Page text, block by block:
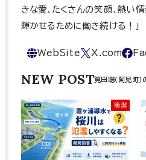
きな愛､たくさんの笑顔､熱い
輝かせるために働き続ける！」
NEW POST
簡潔